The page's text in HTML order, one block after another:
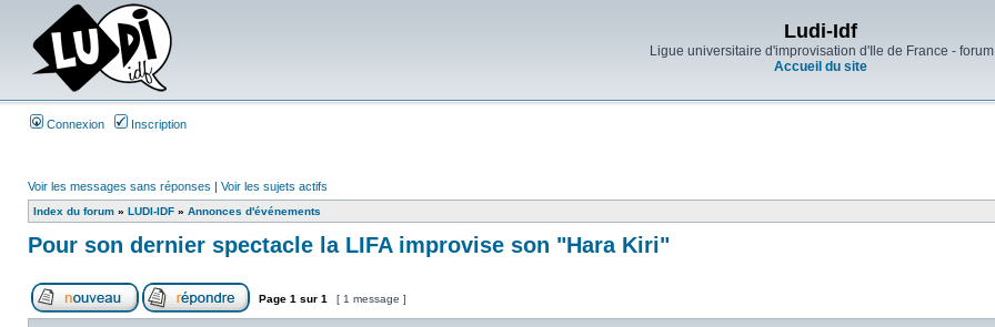
Ludi-Idf
Ligue universitaire d'improvisation d'Ile de France - forum
Accueil du site
Connexion Inscription
Voir les messages sans réponses | Voir les sujets actifs
Index du forum » LUDI-IDF » Annonces d'événements
Pour son dernier spectacle la LIFA improvise son "Hara Kiri"
Page 1 sur 1 [ 1 message ]